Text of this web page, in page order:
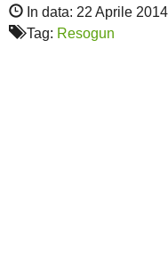
In data: 22 Aprile
Tag: Resogun